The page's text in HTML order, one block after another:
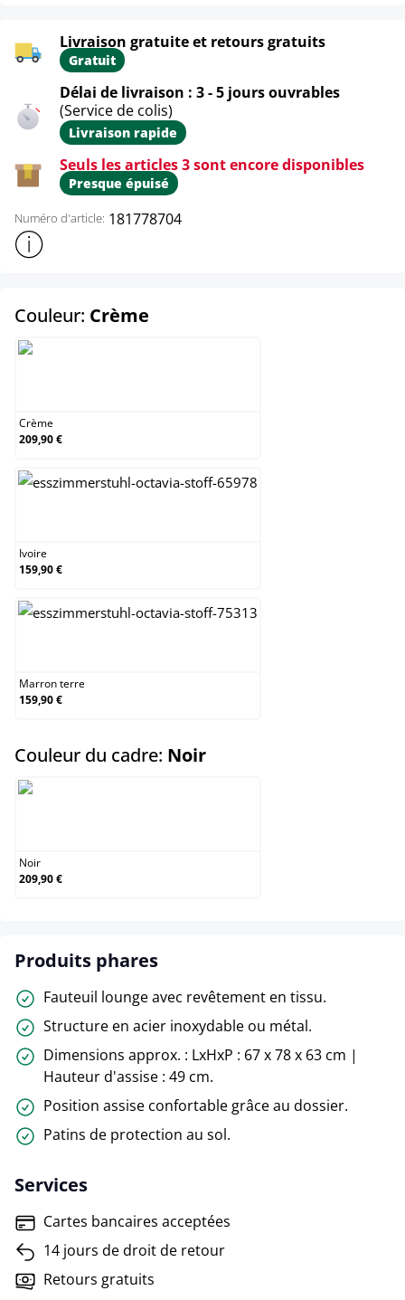
Livraison gratuite et retours gratuits
Gratuit
Délai de livraison : 3 - 5 jours ouvrables
(Service de colis)
Livraison rapide
Seuls les articles 3 sont encore disponibles
Presque épuisé
Numéro d'article: 181778704
Afficher plus d'informations sur le produit
Couleur: Crème
Crème
209,90 €
Ivoire
159,90 €
Marron terre
159,90 €
Couleur du cadre: Noirselect
Noir
209,90 €
Produits phares
Fauteuil lounge avec revêtement en tissu.
Structure en acier inoxydable ou métal.
Dimensions approx. : LxHxP : 67 x 78 x 63 cm |
Hauteur d'assise : 49 cm.
Position assise confortable grâce au dossier.
Patins de protection au sol.
Services
Cartes bancaires acceptées
14 jours de droit de retour
Retours gratuits